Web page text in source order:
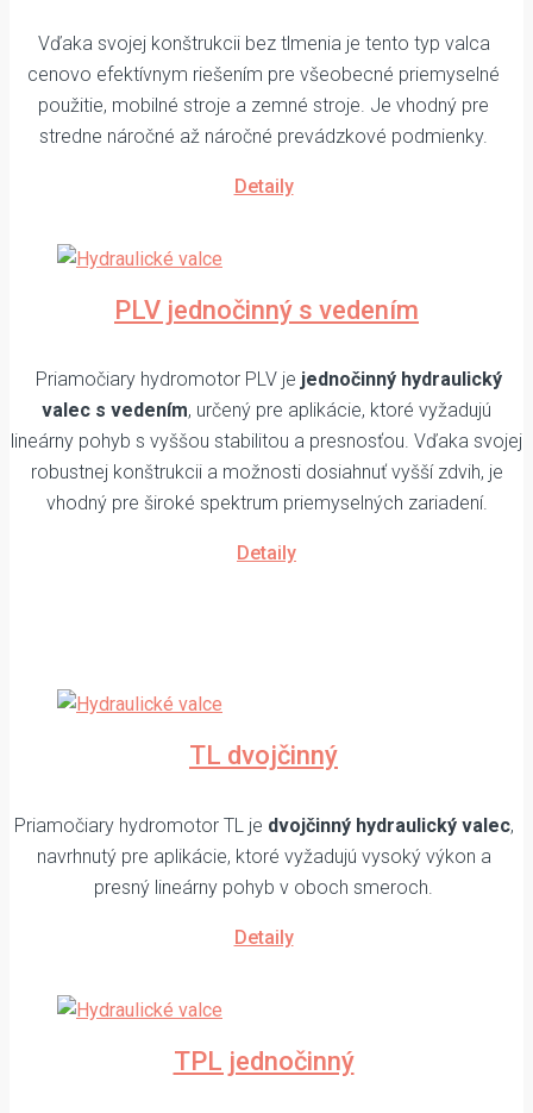
Vďaka svojej konštrukcii bez tlmenia je tento typ valca
cenovo efektívnym riešením pre všeobecné priemyselné
použitie, mobilné stroje a zemné stroje. Je vhodný pre
stredne náročné až náročné prevádzkové podmienky.
Detaily
PLV jednočinný s vedením
Priamočiary hydromotor PLV je jednočinný hydraulický
valec s vedením, určený pre aplikácie, ktoré vyžadujú
lineárny pohyb s vyššou stabilitou a presnosťou. Vďaka svojej
robustnej konštrukcii a možnosti dosiahnuť vyšší zdvih, je
vhodný pre široké spektrum priemyselných zariadení.
Detaily
TL dvojčinný
Priamočiary hydromotor TL je dvojčinný hydraulický valec,
navrhnutý pre aplikácie, ktoré vyžadujú vysoký výkon a
presný lineárny pohyb v oboch smeroch.
Detaily
TPL jednočinný